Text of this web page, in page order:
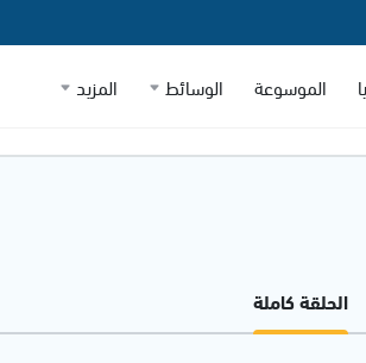
الموسوعة الوسائط المزيد
الحلقة كاملة